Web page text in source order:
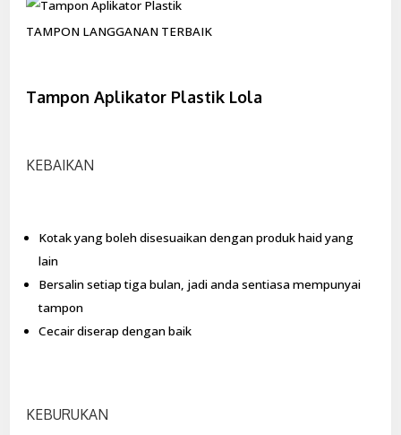
TAMPON LANGGANAN TERBAIK
Tampon Aplikator Plastik Lola
KEBAIKAN
Kotak yang boleh disesuaikan dengan produk haid yang
lain
Bersalin setiap tiga bulan, jadi anda sentiasa mempunyai
tampon
Cecair diserap dengan baik
KEBURUKAN